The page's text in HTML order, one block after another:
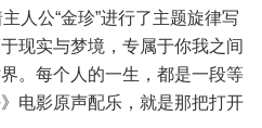
人公“金珍”进行了主题旋律写
现实与梦境，专属于你我之间
。每个人的一生，都是一段等
电影原声配乐，就是那把打开